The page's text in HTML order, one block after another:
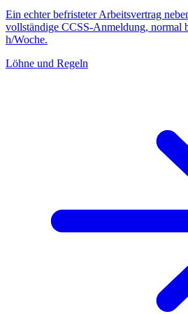
Ein echter befristeter Arbeitsvertrag
vollständige CCSS-Anmeldung, normal
h/Woche.
Löhne und Regeln